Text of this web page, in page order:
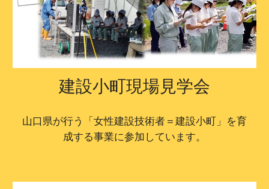
建設小町現場見学会
山口県が行う「女性建設技術者＝建設小町」を育
成する事業に参加しています。